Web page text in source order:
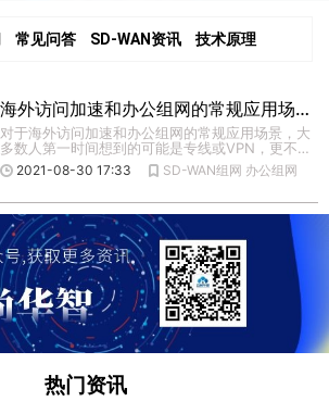
常见问答 SD-WAN资讯 技术原理
海外访问加速和办公组网的常规应用场景，SD-WAN组网
对于海外访问加速和办公组网的常规应用场景，大
多数人第一时间想到的可能是专线或VPN，更不用
说效果和成本了。大多 […]
2021-08-30 17:33 SD-WAN组网 办公组网
热门资讯